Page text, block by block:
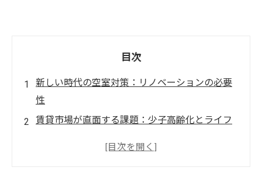
目次
新しい時代の空室対策：リノベーションの必要
性
賃貸市場が直面する課題：少子高齢化とライフ